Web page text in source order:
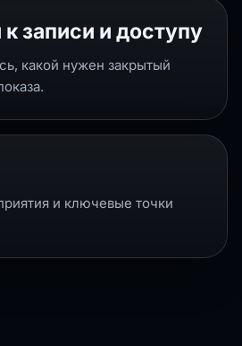
записи и доступу
какой нужен закрытый
и ключевые точки